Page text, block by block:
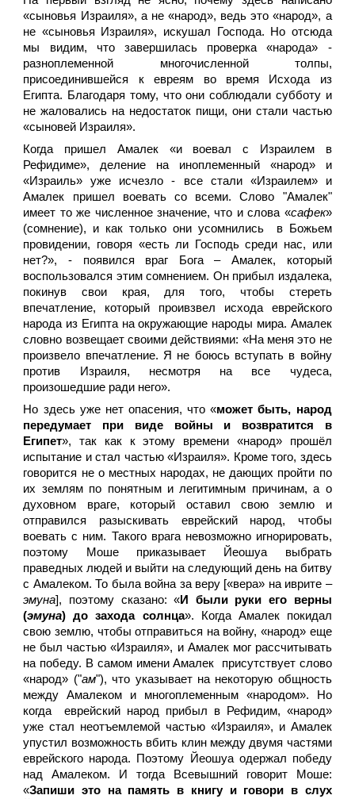
«сыновья Израиля», а не «народ», ведь это «народ», а
не «сыновья Израиля», искушал Господа. Но отсюда
мы видим, что завершилась проверка «народа» -
разноплеменной многочисленной толпы,
присоединившейся к евреям во время Исхода из
Египта. Благодаря тому, что они соблюдали субботу и
не жаловались на недостаток пищи, они стали частью
«сыновей Израиля».
Когда пришел Амалек «и воевал с Израилем в
Рефидиме», деление на иноплеменный «народ» и
«Израиль» уже исчезло - все стали «Израилем» и
Амалек пришел воевать со всеми. Слово "Амалек"
имеет то же численное значение, что и слова «сафек»
(сомнение), и как только они усомнились в Божьем
провидении, говоря «есть ли Господь среди нас, или
нет?», - появился враг Бога – Амалек, который
воспользовался этим сомнением. Он прибыл издалека,
покинув свои края, для того, чтобы стереть
впечатление, который проивзвел исхода еврейского
народа из Египта на окружающие народы мира. Амалек
словно возвещает своими действиями: «На меня это не
произвело впечатление. Я не боюсь вступать в войну
против Израиля, несмотря на все чудеса,
произошедшие ради него».
Но здесь уже нет опасения, что «может быть, народ
передумает при виде войны и возвратится в
Египет», так как к этому времени «народ» прошёл
испытание и стал частью «Израиля». Кроме того, здесь
говорится не о местных народах, не дающих пройти по
их землям по понятным и легитимным причинам, а о
духовном враге, который оставил свою землю и
отправился разыскивать еврейский народ, чтобы
воевать с ним. Такого врага невозможно игнорировать,
поэтому Моше приказывает Йеошуа выбрать
праведных людей и выйти на следующий день на битву
с Амалеком. То была война за веру [«вера» на иврите –
эмуна], поэтому сказано: «И были руки его верны
(эмуна) до захода солнца». Когда Амалек покидал
свою землю, чтобы отправиться на войну, «народ» еще
не был частью «Израиля», и Амалек мог рассчитывать
на победу. В самом имени Амалек присутствует слово
«народ» ("ам"), что указывает на некоторую общность
между Амалеком и многоплеменным «народом». Но
когда еврейский народ прибыл в Рефидим, «народ»
уже стал неотъемлемой частью «Израиля», и Амалек
упустил возможность вбить клин между двумя частями
еврейского народа. Поэтому Йеошуа одержал победу
над Амалеком. И тогда Всевышний говорит Моше:
«Запиши это на память в книгу и говори в слух